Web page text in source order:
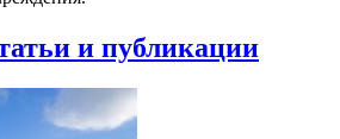
и публикации